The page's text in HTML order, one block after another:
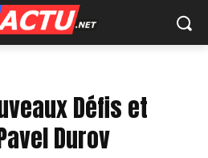
Défis et
Durov